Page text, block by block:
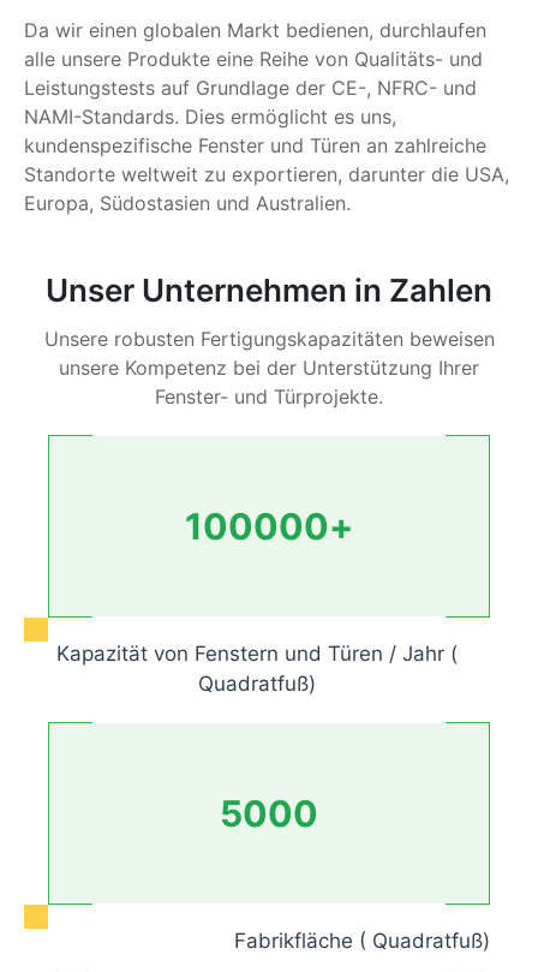
Da wir einen globalen Markt bedienen, durchlaufen
alle unsere Produkte eine Reihe von Qualitäts- und
Leistungstests auf Grundlage der CE-, NFRC- und
NAMI-Standards. Dies ermöglicht es uns,
kundenspezifische Fenster und Türen an zahlreiche
Standorte weltweit zu exportieren, darunter die USA,
Europa, Südostasien und Australien.
Unser Unternehmen in Zahlen
Unsere robusten Fertigungskapazitäten beweisen
unsere Kompetenz bei der Unterstützung Ihrer
Fenster- und Türprojekte.
5000
Fabrikfläche ( Quadratfuß)
100000+
Kapazität von Fenstern und Türen / Jahr (
Quadratfuß)